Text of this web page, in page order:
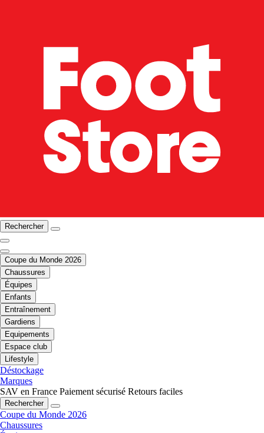
Rechercher
Coupe du Monde 2026
Chaussures
Équipes
Enfants
Entraînement
Gardiens
Equipements
Espace club
Lifestyle
Déstockage
Marques
SAV en France Paiement sécurisé Retours faciles
Rechercher
Coupe du Monde 2026
Chaussures